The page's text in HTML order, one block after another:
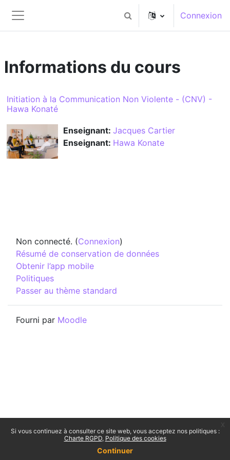
Panneau latéral
Activer/désactiver la
Connexion
Informations du cours
Initiation à la Communication Non Violente - (CNV) -
Hawa Konaté
Enseignant: Jacques Cartier
Enseignant: Hawa Konate
Non connecté. (Connexion)
Résumé de conservation de données
Obtenir l’app mobile
Politiques
Passer au thème standard
Fourni par Moodle
Si vous continuez à consulter ce site web, vous acceptez nos politiques :
Charte RGPD Politique des cookies
Continuer